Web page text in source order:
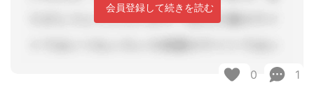
会員登録して続きを読む
0 1